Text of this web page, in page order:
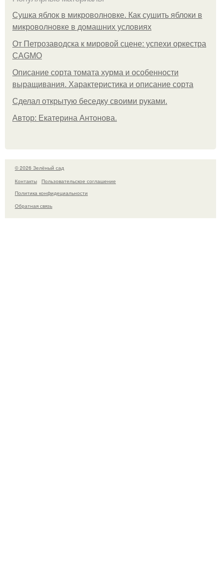
Сушка яблок в микроволновке. Как сушить яблоки в
микроволновке в домашних условиях
От Петрозаводска к мировой сцене: успехи оркестра
CAGMO
Описание сорта томата хурма и особенности
выращивания. Характеристика и описание сорта
Сделал открытую беседку своими руками.
Автор: Екатерина Антонова.
© 2026 Зелёный сад
Контакты
Пользовательское соглашение
Политика конфидециальности
Обратная связь